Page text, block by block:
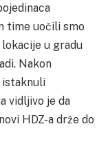
time uočili smo
u gradu
Nakon
istaknuli
vidljivo je da
HDZ-a drže do